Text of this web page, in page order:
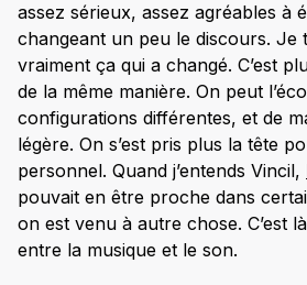
assez sérieux, assez agréables à
changeant un peu le discours. Je
vraiment ça qui a changé. C’est
de la même manière. On peut
configurations différentes, et de
légère. On s’est pris plus la tête
personnel. Quand j’entends Vincil,
pouvait en être proche dans
on est venu à autre chose. C’est
entre la musique et le son.